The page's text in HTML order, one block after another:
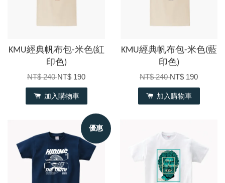
KMU經典帆布包-米色(紅
印色)
NT$ 240NT$ 190
加入購物車
KMU經典帆布包-米色(藍
印色)
NT$ 240NT$ 190
加入購物車
優惠